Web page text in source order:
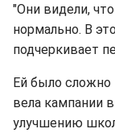
"Они видели,
нормально. В
подчеркивает
Ей было сложно
вела кампании
улучшению